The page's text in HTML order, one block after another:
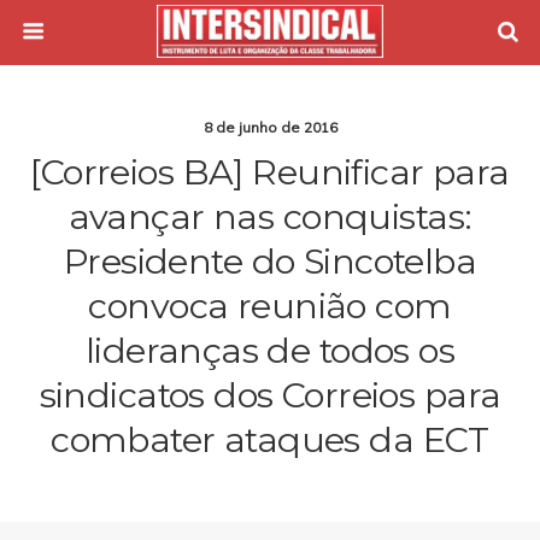
8 de junho de 2016
[Correios BA] Reunificar para
avançar nas conquistas:
Presidente do Sincotelba
convoca reunião com
lideranças de todos os
sindicatos dos Correios para
combater ataques da ECT